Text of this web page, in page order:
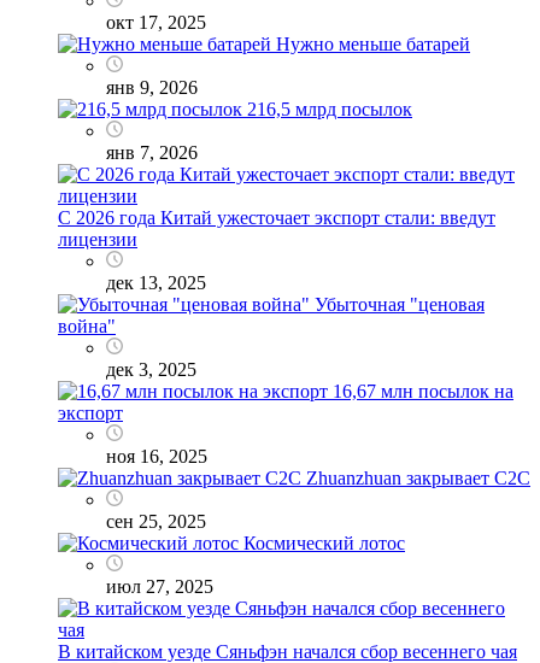
окт 17, 2025
Нужно меньше батарей
янв 9, 2026
216,5 млрд посылок
янв 7, 2026
С 2026 года Китай ужесточает экспорт стали: введут
лицензии
дек 13, 2025
Убыточная "ценовая
война"
дек 3, 2025
16,67 млн посылок на
экспорт
ноя 16, 2025
Zhuanzhuan закрывает C2C
сен 25, 2025
Космический лотос
июл 27, 2025
В китайском уезде Сяньфэн начался сбор весеннего чая